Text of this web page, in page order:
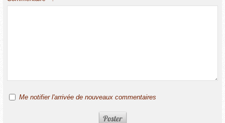
Me notifier l'arrivée de nouveaux commentaires